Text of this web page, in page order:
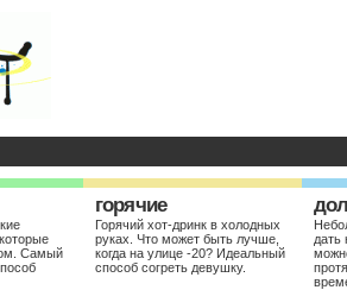
Самый
горячие
Горячий хот-дринк в холодных
руках. Что может быть лучше,
когда на улице -20? Идеальный
способ согреть девушку.
дать